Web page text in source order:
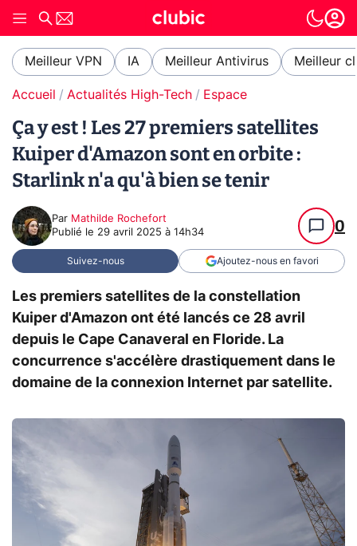
Meilleur VPN IA Meilleur Antivirus Meilleur
Accueil Actualités High-Tech Espace
Ça y est ! Les 27 premiers satellites
Kuiper d'Amazon sont en orbite :
Starlink n'a qu'à bien se tenir
Par Mathilde Rochefort
Publié le 29 avril 2025 à 14h34 0
Suivez-nous Ajoutez-nous en favori
Les premiers satellites de la constellation
Kuiper d'Amazon ont été lancés ce 28 avril
depuis le Cape Canaveral en Floride. La
concurrence s'accélère drastiquement dans le
domaine de la connexion Internet par satellite.